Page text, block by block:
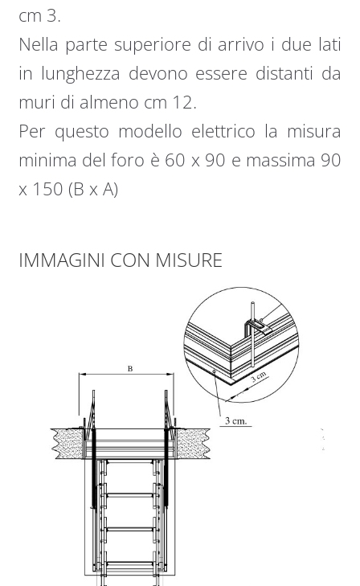
cm 3.
Nella parte superiore di arrivo i due lati
in lunghezza devono essere distanti da
muri di almeno cm 12.
Per questo modello elettrico la misura
minima del foro è 60 x 90 e massima 90
x 150 (B x A)
IMMAGINI CON MISURE